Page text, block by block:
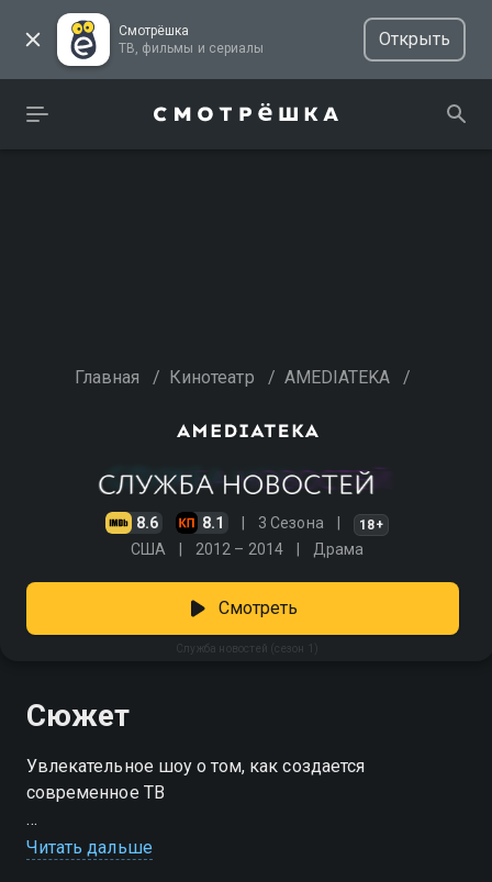
Смотрёшка
ТВ, фильмы и сериалы
Открыть
Главная / Кинотеатр / AMEDIATEKA /
8.6 8.1 3 Сезона 18+
США 2012 – 2014 Драма
Служба новостей (сезон 1)
Смотреть
Сюжет
Увлекательное шоу о том, как создается
современное ТВ
Посмотреть онлайн 1 сезон сериала Служба
Читать дальше